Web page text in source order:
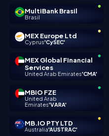
MultiBank Brasil
Brasil
MEX Europe Ltd
Cyprus'CySEC'
MEX Global Financial
Services
United Arab Emirates'CMA'
MBIO FZE
United Arab
Emirates'VARA'
MB.IO PTY LTD
Australia'AUSTRAC'